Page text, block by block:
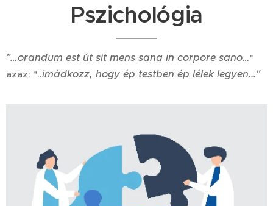
Pszichológia
"…orandum est út sit mens sana in corpore sano…"
azaz: "..imádkozz, hogy ép testben ép lélek legyen..."